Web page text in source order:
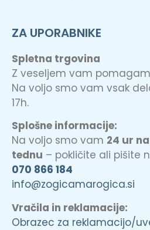
ZA UPORABNIKE
Spletna trgovina
Z veseljem vam
Na voljo smo vam vsak
17h.
Splošne informacije:
Na voljo smo vam 24 ur
tednu – pokličite ali pišite
070 866 184
info@zogicamarogica.si
Vračila in reklamacije:
Obrazec za reklamacijo/